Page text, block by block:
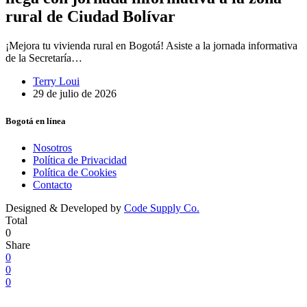
rural de Ciudad Bolívar
¡Mejora tu vivienda rural en Bogotá! Asiste a la jornada informativa
de la Secretaría…
Terry Loui
29 de julio de 2026
Bogotá en línea
Nosotros
Política de Privacidad
Política de Cookies
Contacto
Designed & Developed by Code Supply Co.
Total
0
Share
0
0
0